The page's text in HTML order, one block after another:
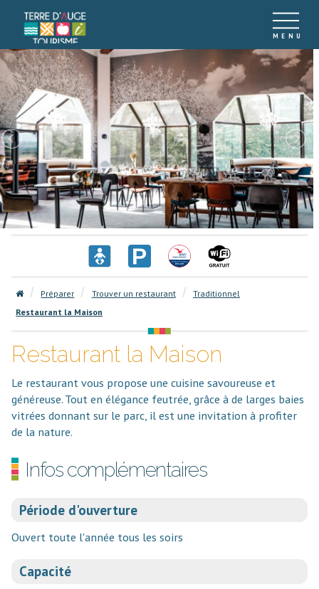
Préparer Trouver un restaurant
Traditionnel
Restaurant la Maison
Restaurant la Maison
Le restaurant vous propose une cuisine savoureuse et
généreuse. Tout en élégance feutrée, grâce à de larges baies
vitrées donnant sur le parc, il est une invitation à profiter
de la nature.
Infos complémentaires
Période d'ouverture
Ouvert toute l'année tous les soirs
Capacité